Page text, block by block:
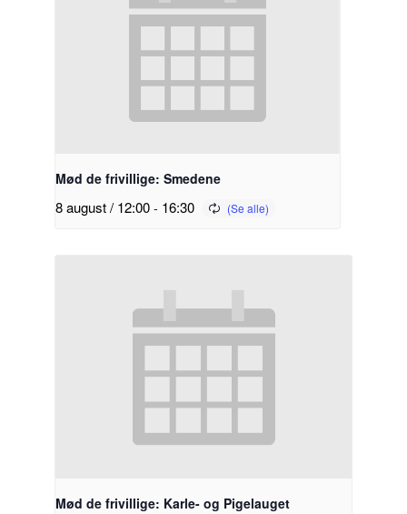
Mød de frivillige: Smedene
8 august / 12:00- 16:30
Mød de frivillige: Karle- og Pigelauget